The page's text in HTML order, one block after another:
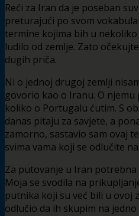
Reći za Iran da je poseban
preturajući po svom
termine kojima bih u
ludilo od zemlje. Zato očekujte
dugih priča.
Ni o jednoj drugoj zemlji
govorio kao o Iranu. O
koliko o Portugalu ćutim. S
danas pitaju za savjete, a
zamorno, sastavio sam ovaj
svima vama koji se odlučite
Za putovanje u Iran
Moja se svodila na
putnika koji su već bili u ovoj
odlučio da ih skupim na